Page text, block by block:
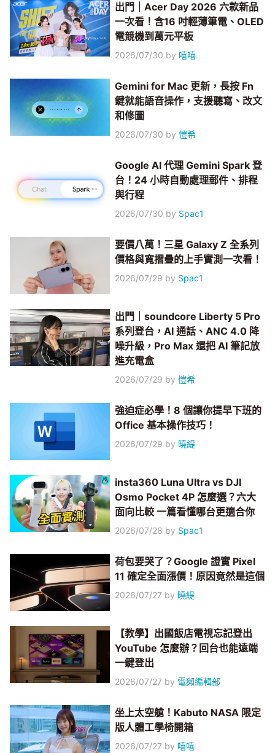
出門｜Acer Day 2026 六款新品
一次看！含16 吋輕薄筆電、OLED
電競機到萬元平板
2026/07/30 by 嘻嘻
Gemini for Mac 更新，長按 Fn
鍵就能語音操作，支援聽寫、改文
和修圖
2026/07/30 by愷希
Google AI 代理 Gemini Spark 登
台！24 小時自動處理郵件、排程
與行程
2026/07/30 by Spac1
要價八萬！三星 Galaxy Z 全系列
價格與寬摺疊的上手實測一次看！
2026/07/29 by Spac1
出門｜soundcore Liberty 5 Pro
系列登台，AI 通話、ANC 4.0 降
噪升級，Pro Max 還把 AI 筆記放
進充電盒
2026/07/29 by愷希
強迫症必學！8 個讓你提早下班的
Office 基本操作技巧！
2026/07/29 by 曉緹
insta360 Luna Ultra vs DJI
Osmo Pocket 4P 怎麼選？六大
面向比較 一篇看懂哪台更適合你
2026/07/28 by Spac1
荷包要哭了？Google 證實 Pixel
11 確定全面漲價！原因竟然是這個
2026/07/27 by 曉緹
【教學】出國飯店電視忘記登出
YouTube 怎麼辦？回台也能遠端
一鍵登出
2026/07/27 by 電獺編輯部
坐上太空艙！Kabuto NASA 限定
版人體工學椅開箱
2026/07/27 by 嘻嘻